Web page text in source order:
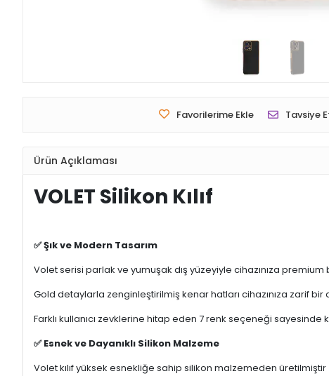
Favorilerime Ekle Tavsiye
Ürün Açıklaması
VOLET Silikon Kılıf
✅ Şık ve Modern Tasarım
Volet serisi parlak ve yumuşak dış yüzeyiyle cihazınıza premium
Gold detaylarla zenginleştirilmiş kenar hatları cihazınıza zarif bir
Farklı kullanıcı zevklerine hitap eden 7 renk seçeneği sayesinde
✅ Esnek ve Dayanıklı Silikon Malzeme
Volet kılıf yüksek esnekliğe sahip silikon malzemeden üretilmiştir